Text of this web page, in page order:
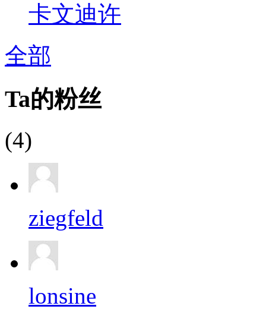
卡文迪许
全部
Ta的粉丝
(4)
ziegfeld
lonsine